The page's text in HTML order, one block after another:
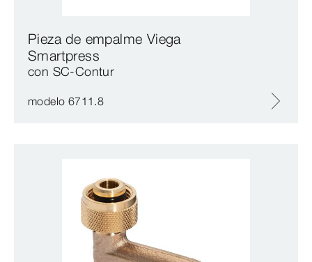
Pieza de empalme Viega
Smartpress
con SC‑Contur
modelo 6711.8